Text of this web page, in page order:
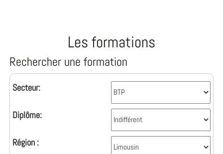
Les formations
Rechercher une formation
Secteur:
Diplôme:
Région :